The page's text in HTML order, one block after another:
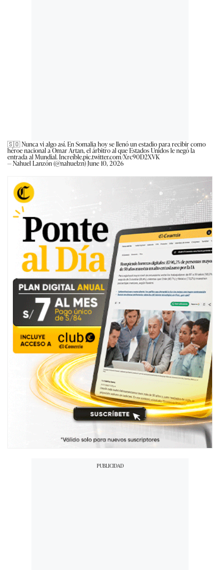
🇸🇴 Nunca vi algo así. En Somalia hoy se llenó un estadio para recibir como
héroe nacional a Omar Artan, el árbitro al que Estados Unidos le negó la
entrada al Mundial. Increíble.pic.twitter.com/Xrc90D2XVK
— Nahuel Lanzón (@nahuelzn)June 10, 2026